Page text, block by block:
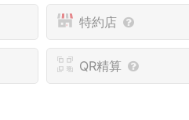
特約店
QR精算